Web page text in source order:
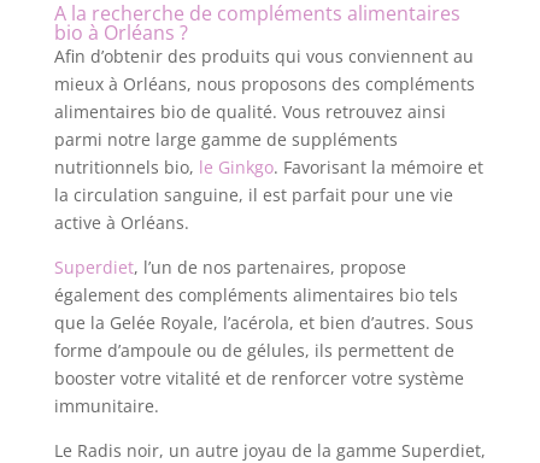
A la recherche de compléments alimentaires
bio à Orléans ?
Afin d’obtenir des produits qui vous conviennent au
mieux à Orléans, nous proposons des compléments
alimentaires bio de qualité. Vous retrouvez ainsi
parmi notre large gamme de suppléments
nutritionnels bio, le Ginkgo. Favorisant la mémoire et
la circulation sanguine, il est parfait pour une vie
active à Orléans.
Superdiet, l’un de nos partenaires, propose
également des compléments alimentaires bio tels
que la Gelée Royale, l’acérola, et bien d’autres. Sous
forme d’ampoule ou de gélules, ils permettent de
booster votre vitalité et de renforcer votre système
immunitaire.
Le Radis noir, un autre joyau de la gamme Superdiet,